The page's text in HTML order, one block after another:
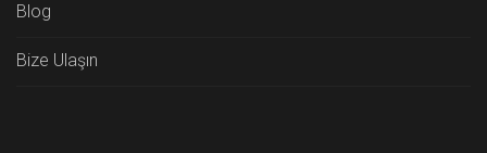
Blog
Bize Ulaşın